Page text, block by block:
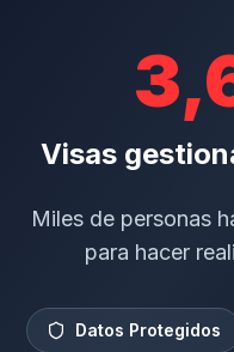
Visas
Miles de personas
para hacer
Datos Protegidos